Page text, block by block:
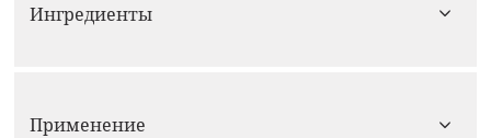
Ингредиенты
Применение